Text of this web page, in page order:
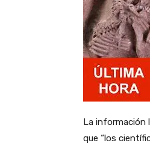
La información
que “los